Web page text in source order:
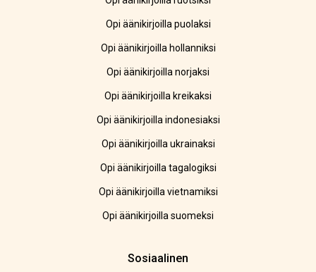
Opi äänikirjoilla puolaksi
Opi äänikirjoilla hollanniksi
Opi äänikirjoilla norjaksi
Opi äänikirjoilla kreikaksi
Opi äänikirjoilla indonesiaksi
Opi äänikirjoilla ukrainaksi
Opi äänikirjoilla tagalogiksi
Opi äänikirjoilla vietnamiksi
Opi äänikirjoilla suomeksi
Sosiaalinen